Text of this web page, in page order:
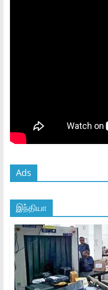
Ads
இந்தியா